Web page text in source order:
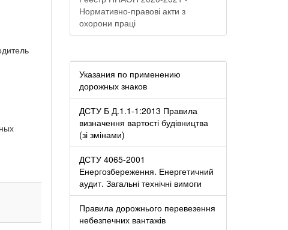
Нормативно-правові акти з
охорони праці
Указания по применению
дорожных знаков
ДСТУ Б Д.1.1-1:2013 Правила
визначення вартості будівництва
(зі змінами)
ДСТУ 4065-2001
Енергозбереження. Енергетичний
аудит. Загальні технічні вимоги
Правила дорожнього перевезення
небезпечних вантажів